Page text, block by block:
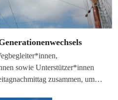
sowie Unterstützer*innen
zusammen, um…